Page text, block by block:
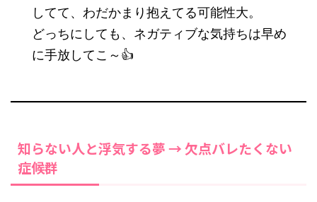
してて、わだかまり抱えてる可能性大。
どっちにしても、ネガティブな気持ちは早め
に手放してこ～👍
知らない人と浮気する夢 → 欠点バレたくない
症候群